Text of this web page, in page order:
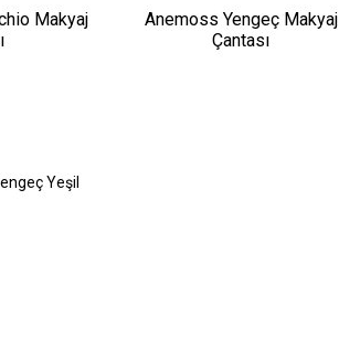
Makyaj
Anemoss Yengeç Makyaj
Çantası